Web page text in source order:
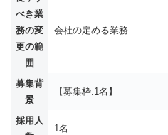
べき業
務の変
更の範
囲
会社の定める業務
募集背
景
【募集枠:1名】
採用人
1名